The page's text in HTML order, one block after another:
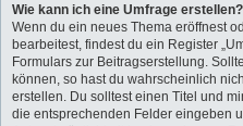
Wie kann ich eine Umfrage erstellen?
Wenn du ein neues Thema eröffnest
bearbeitest, findest du ein Register
Formulars zur Beitragserstellung.
können, so hast du wahrscheinlich
erstellen. Du solltest einen Titel und
die entsprechenden Felder eingeben